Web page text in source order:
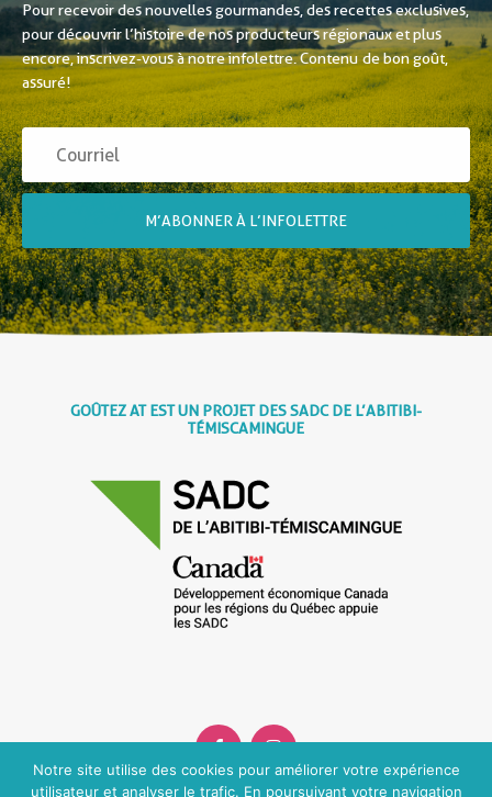
Pour recevoir des nouvelles gourmandes, des recettes exclusives,
pour découvrir l’histoire de nos producteurs régionaux et plus
encore, inscrivez-vous à notre infolettre. Contenu de bon goût,
assuré!
M’ABONNER À L’INFOLETTRE
GOÛTEZ AT EST UN PROJET DES SADC DE L’ABITIBI-
TÉMISCAMINGUE
FacebookInstagram
Notre site utilise des cookies pour améliorer votre expérience
utilisateur et analyser le trafic. En poursuivant votre navigation